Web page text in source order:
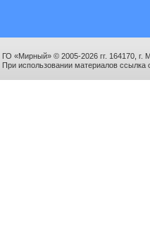
ГО «Мирный» © 2005-2026 гг. 164170, г.
При использовании материалов ссылка